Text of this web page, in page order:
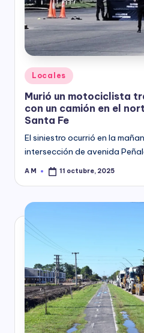
y
Posted
in
Locales
Murió un motociclista
con un camión en el
Santa Fe
El siniestro ocurrió en la
intersección de avenida
Posted
A M 11 octubre, 2025